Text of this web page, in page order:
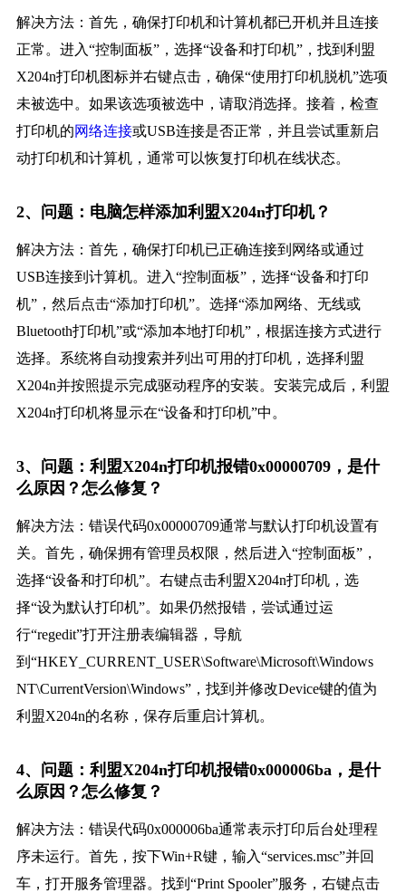
解决方法：首先，确保打印机和计算机都已开机并且连接
正常。进入“控制面板”，选择“设备和打印机”，找到利盟
X204n打印机图标并右键点击，确保“使用打印机脱机”选项
未被选中。如果该选项被选中，请取消选择。接着，检查
打印机的网络连接或USB连接是否正常，并且尝试重新启
动打印机和计算机，通常可以恢复打印机在线状态。
2、问题：电脑怎样添加利盟X204n打印机？
解决方法：首先，确保打印机已正确连接到网络或通过
USB连接到计算机。进入“控制面板”，选择“设备和打印
机”，然后点击“添加打印机”。选择“添加网络、无线或
Bluetooth打印机”或“添加本地打印机”，根据连接方式进行
选择。系统将自动搜索并列出可用的打印机，选择利盟
X204n并按照提示完成驱动程序的安装。安装完成后，利盟
X204n打印机将显示在“设备和打印机”中。
3、问题：利盟X204n打印机报错0x00000709，是什
么原因？怎么修复？
解决方法：错误代码0x00000709通常与默认打印机设置有
关。首先，确保拥有管理员权限，然后进入“控制面板”，
选择“设备和打印机”。右键点击利盟X204n打印机，选
择“设为默认打印机”。如果仍然报错，尝试通过运
行“regedit”打开注册表编辑器，导航
到“HKEY_CURRENT_USER\Software\Microsoft\Windows
NT\CurrentVersion\Windows”，找到并修改Device键的值为
利盟X204n的名称，保存后重启计算机。
4、问题：利盟X204n打印机报错0x000006ba，是什
么原因？怎么修复？
解决方法：错误代码0x000006ba通常表示打印后台处理程
序未运行。首先，按下Win+R键，输入“services.msc”并回
车，打开服务管理器。找到“Print Spooler”服务，右键点击